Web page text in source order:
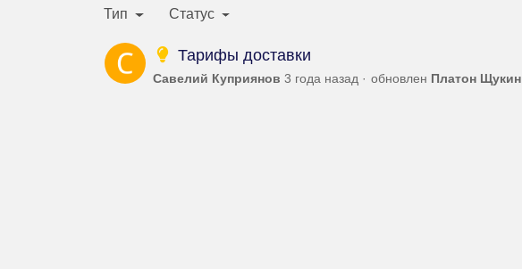
Тип Статус
Тарифы доставки
Савелий Куприянов 3 года назад обновлен Платон Щукин